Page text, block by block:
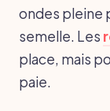
ondes pleine
semelle. Les
place, mais
paie.